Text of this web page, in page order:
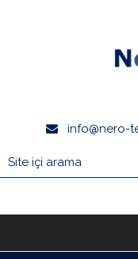
info@nero-